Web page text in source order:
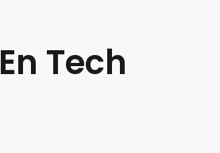
En Tech